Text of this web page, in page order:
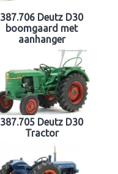
387.706 Deutz D30
boomgaard met
aanhanger
387.705 Deutz D30
Tractor